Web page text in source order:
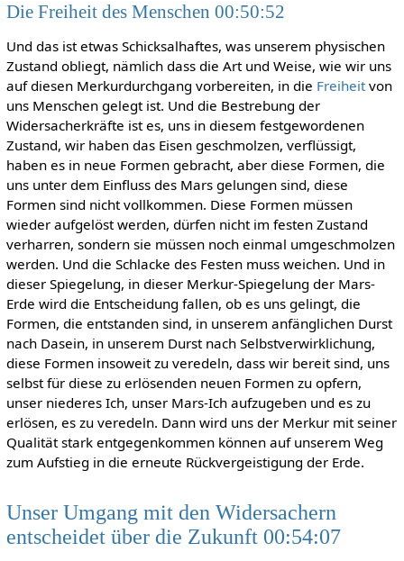
Die Freiheit des Menschen 00:50:52
Und das ist etwas Schicksalhaftes, was unserem physischen
Zustand obliegt, nämlich dass die Art und Weise, wie wir uns
auf diesen Merkurdurchgang vorbereiten, in die Freiheitvon
uns Menschen gelegt ist. Und die Bestrebung der
Widersacherkräfte ist es, uns in diesem festgewordenen
Zustand, wir haben das Eisen geschmolzen, verflüssigt,
haben es in neue Formen gebracht, aber diese Formen, die
uns unter dem Einfluss des Mars gelungen sind, diese
Formen sind nicht vollkommen. Diese Formen müssen
wieder aufgelöst werden, dürfen nicht im festen Zustand
verharren, sondern sie müssen noch einmal umgeschmolzen
werden. Und die Schlacke des Festen muss weichen. Und in
dieser Spiegelung, in dieser Merkur-Spiegelung der Mars-
Erde wird die Entscheidung fallen, ob es uns gelingt, die
Formen, die entstanden sind, in unserem anfänglichen Durst
nach Dasein, in unserem Durst nach Selbstverwirklichung,
diese Formen insoweit zu veredeln, dass wir bereit sind, uns
selbst für diese zu erlösenden neuen Formen zu opfern,
unser niederes Ich, unser Mars-Ich aufzugeben und es zu
erlösen, es zu veredeln. Dann wird uns der Merkur mit seiner
Qualität stark entgegenkommen können auf unserem Weg
zum Aufstieg in die erneute Rückvergeistigung der Erde.
Unser Umgang mit den Widersachern
entscheidet über die Zukunft 00:54:07